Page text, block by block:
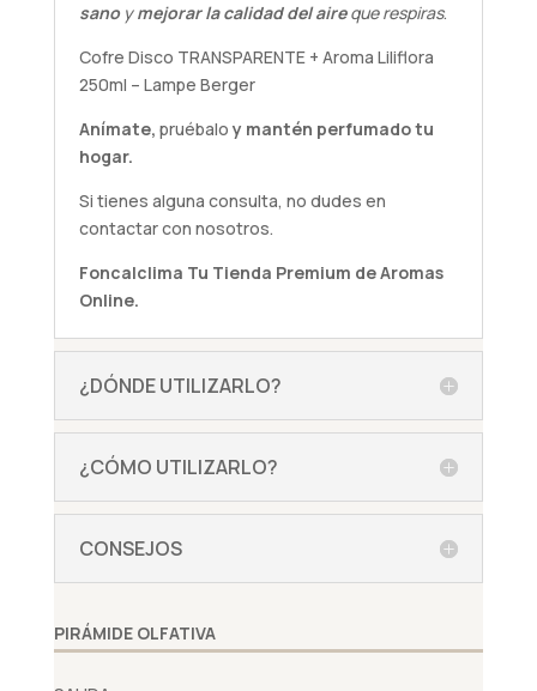
sanoymejorar la calidad del aireque respiras.
Cofre Disco TRANSPARENTE + Aroma Liliflora
250ml – Lampe Berger
Anímate, pruébalo y mantén perfumado tu
hogar.
Si tienes alguna consulta, no dudes en
contactar con nosotros.
Foncalclima Tu Tienda Premium de Aromas
Online.
¿DÓNDE UTILIZARLO?
¿CÓMO UTILIZARLO?
CONSEJOS
PIRÁMIDE OLFATIVA